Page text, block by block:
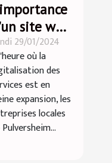
site web
les
de
29/01/2024
où la
des
est en
expansion, les
locales